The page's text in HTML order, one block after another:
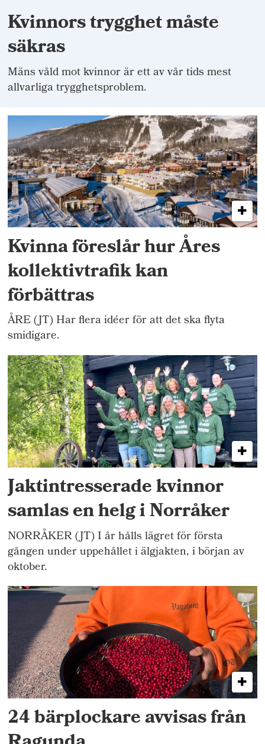
Kvinnors trygghet måste
säkras
Mäns våld mot kvinnor är ett av vår tids mest
allvarliga trygghetsproblem.
Kvinna föreslår hur Åres
kollektivtrafik kan
förbättras
ÅRE (JT) Har flera idéer för att det ska flyta
smidigare.
Jaktintresserade kvinnor
samlas en helg i Norråker
NORRÅKER (JT) I år hålls lägret för första
gången under uppehållet i älgjakten, i början av
oktober.
24 bärplockare avvisas från